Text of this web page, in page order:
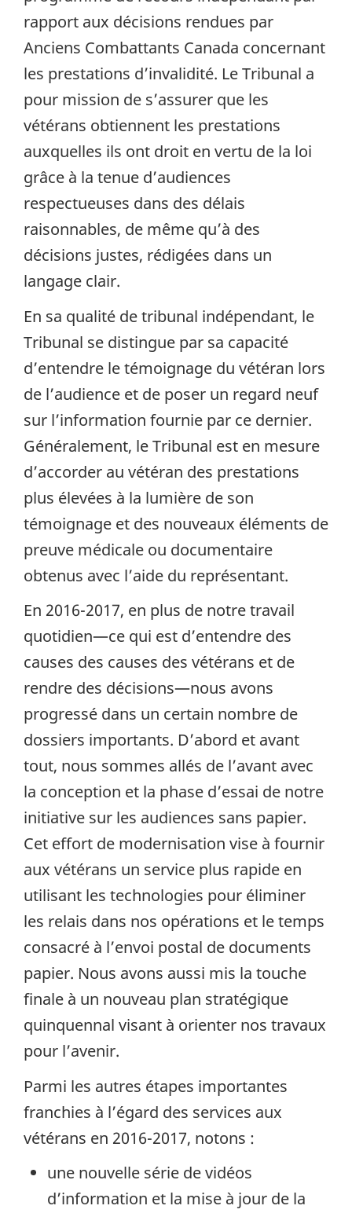
rapport aux décisions rendues par
Anciens Combattants Canada concernant
les prestations d’invalidité. Le Tribunal a
pour mission de s’assurer que les
vétérans obtiennent les prestations
auxquelles ils ont droit en vertu de la loi
grâce à la tenue d’audiences
respectueuses dans des délais
raisonnables, de même qu’à des
décisions justes, rédigées dans un
langage clair.
En sa qualité de tribunal indépendant, le
Tribunal se distingue par sa capacité
d’entendre le témoignage du vétéran lors
de l’audience et de poser un regard neuf
sur l’information fournie par ce dernier.
Généralement, le Tribunal est en mesure
d’accorder au vétéran des prestations
plus élevées à la lumière de son
témoignage et des nouveaux éléments de
preuve médicale ou documentaire
obtenus avec l’aide du représentant.
En 2016-2017, en plus de notre travail
quotidien—ce qui est d’entendre des
causes des causes des vétérans et de
rendre des décisions—nous avons
progressé dans un certain nombre de
dossiers importants. D’abord et avant
tout, nous sommes allés de l’avant avec
la conception et la phase d’essai de notre
initiative sur les audiences sans papier.
Cet effort de modernisation vise à fournir
aux vétérans un service plus rapide en
utilisant les technologies pour éliminer
les relais dans nos opérations et le temps
consacré à l’envoi postal de documents
papier. Nous avons aussi mis la touche
finale à un nouveau plan stratégique
quinquennal visant à orienter nos travaux
pour l’avenir.
Parmi les autres étapes importantes
franchies à l’égard des services aux
vétérans en 2016-2017, notons :
une nouvelle série de vidéos
d’information et la mise à jour de la